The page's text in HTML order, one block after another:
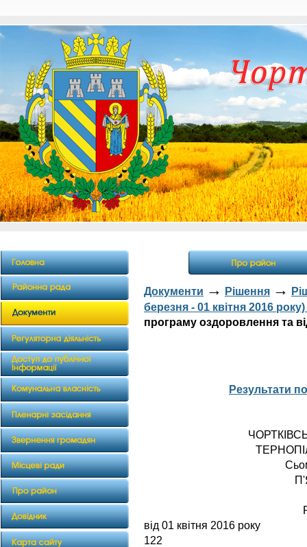
Документи → Рішення →
березня - 01 квітня 2016
програму оздоровлення та
Результати
від 01
122